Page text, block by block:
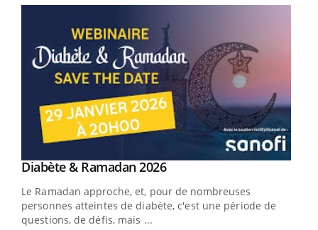
Youtube
Diabète & Ramadan 2026Youtube
Le Ramadan approche, et, pour de nombreuses
personnes atteintes de diabète, c'est une période de
questions, de défis, mais ...